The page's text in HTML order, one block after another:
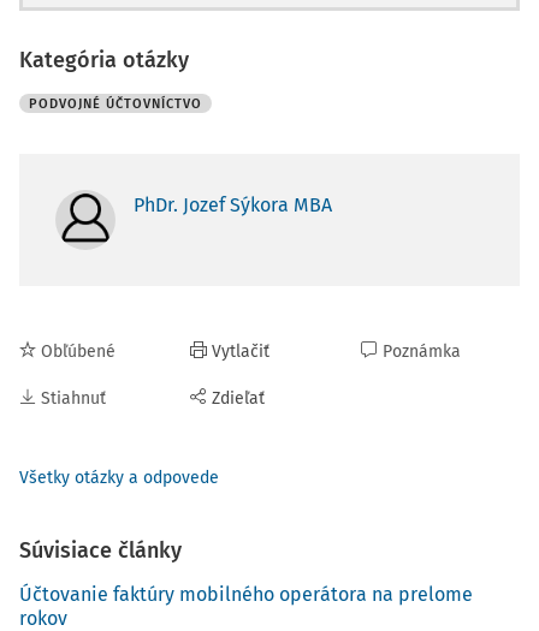
Kategória otázky
PODVOJNÉ ÚČTOVNÍCTVO
PhDr. Jozef Sýkora MBA
Obľúbené
Stiahnuť
Vytlačiť
Zdieľať
Poznámka
Všetky otázky a odpovede
Súvisiace články
Účtovanie faktúry mobilného operátora na prelome
rokov